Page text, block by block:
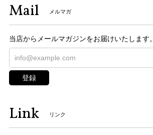
Mail メルマガ
当店からメールマガジンをお届けいたします。
登録
Link リンク